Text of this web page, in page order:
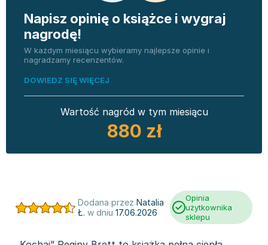
Napisz opinię o książce i wygraj
nagrodę!
W każdym miesiącu wybieramy najlepsze opinie i
nagradzamy recenzentów.
DOWIEDZ SIĘ WIĘCEJ
Wartość nagród w tym miesiącu
880 zł
Dodana przez Natalia
Ł. w dniu 17.06.2026
Opinia
użytkownika
sklepu